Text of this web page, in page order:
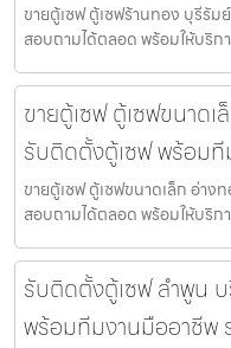
ขายตู้เซฟ ตู้เซฟร้านทอง บุรีรั
สอบถามได้ตลอด พร้อมให้บริก
ขายตู้เซฟ ตู้เซฟขนาด
รับติดตั้งตู้เซฟ พร้อม
ขายตู้เซฟ ตู้เซฟขนาดเล็ก อ่า
สอบถามได้ตลอด พร้อมให้บริก
รับติดตั้งตู้เซฟ ลำพูน
พร้อมทีมงานมืออาชีพ